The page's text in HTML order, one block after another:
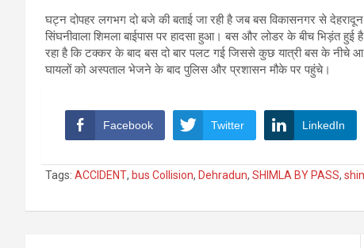
घट्न दोपहर लगभग दो बजे की बताई जा रही है जब बस विकासनगर से
सिंघनीवाला शिमला बाईपास पर हादसा हुआ। बस और लोडर के बीच भिड़ंत
रहा है कि टक्कर के बाद बस दो बार पलट गई जिससे कुछ यात्री बस के नीचे आ
घायलों को अस्पताल भेजने के बाद पुलिस और प्रशासन मौके पर पहुंचे।
Facebook Twitter LinkedIn
Tags: ACCIDENT, bus Collision, Dehradun, SHIMLA BY PASS,